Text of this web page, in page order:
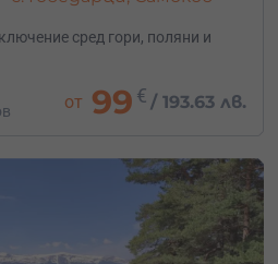
сред гори, поляни и
от 99 € / 193.63 лв.